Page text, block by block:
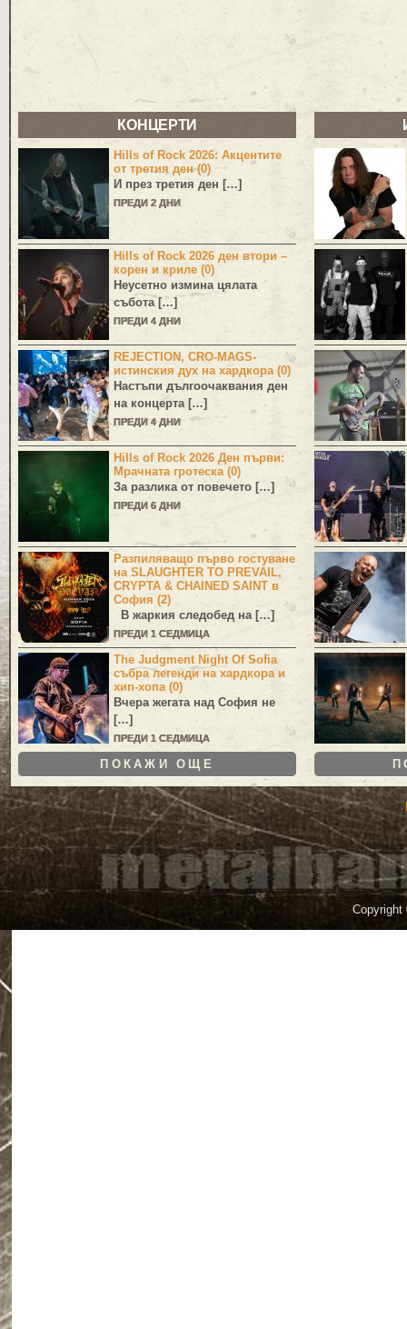
КОНЦЕРТИ
Hills of Rock 2026: Акцентите
от третия ден (0)
И през третия ден […]
ПРЕДИ 2 ДНИ
Hills of Rock 2026 ден втори –
корен и криле (0)
Неусетно измина цялата
събота […]
ПРЕДИ 4 ДНИ
REJECTION, CRO-MAGS-
истинския дух на хардкора (0)
Настъпи дългоочаквания ден
на концерта […]
ПРЕДИ 4 ДНИ
Hills of Rock 2026 Ден първи:
Мрачната гротеска (0)
За разлика от повечето […]
ПРЕДИ 6 ДНИ
Разпиляващо първо гостуване
на SLAUGHTER TO PREVAIL,
CRYPTA & CHAINED SAINT в
София (2)
В жаркия следобед на […]
ПРЕДИ 1 СЕДМИЦА
The Judgment Night Of Sofia
събра легенди на хардкора и
хип-хопа (0)
Вчера жегата над София не
[…]
ПРЕДИ 1 СЕДМИЦА
ПОКАЖИ ОЩЕ